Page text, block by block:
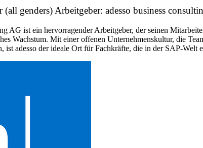
genders) Arbeitgeber: adesso business
AG ist ein hervorragender Arbeitgeber, der seinen
Wachstum. Mit einer offenen Unternehmenskultur, die
ist adesso der ideale Ort für Fachkräfte, die in der SAP-Welt